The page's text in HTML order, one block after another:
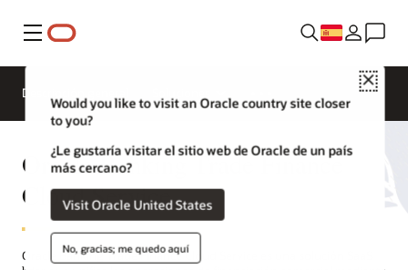
Menú
Close
Would you like to visit an Oracle country site closer
to you?
¿Le gustaría visitar el sitio web de Oracle de un país
más cercano?
Visit Oracle United States
No, gracias; me quedo aquí
Descripción general
Oracle Banking Trade Finance
Cloud Service
Oracle Banking Trade Finance Cloud Service es una solución SaaS